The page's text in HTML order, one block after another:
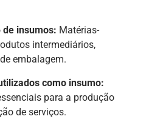
de insumos: Matérias-
intermediários,
embalagem.
como insumo:
para a produção
de serviços.